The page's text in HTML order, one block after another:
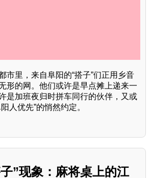
市里，来自阜阳的“搭子”们正用乡音
形的网。他们或许是早点摊上递来一
是加班夜归时拼车同行的伙伴，又或
人优先”的悄然约定。
”现象：麻将桌上的江